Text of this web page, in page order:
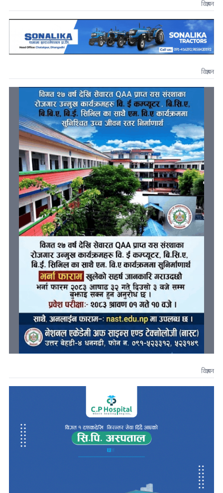
विज्ञापन
विज्ञापन
विज्ञापन